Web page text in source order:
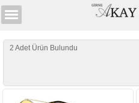
2 Adet Ürün Bulundu